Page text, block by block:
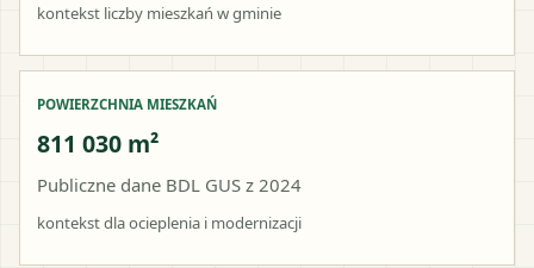
kontekst liczby mieszkań w gminie
POWIERZCHNIA MIESZKAŃ
811 030 m²
Publiczne dane BDL GUS z 2024
kontekst dla ocieplenia i modernizacji